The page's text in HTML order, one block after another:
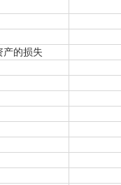
产的损失